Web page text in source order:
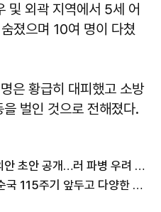
및 외곽 지역에서 5세 어
졌으며 10여 명이 다쳤
은 황급히 대피했고 소방
벌인 것으로 전해졌다.
유엔 인권이사회, 北인권결의안 초안 공개…러 파병 우려 담을 듯
"안중근 의사를 기억하자"...순국 115주기 앞두고 다양한 행사